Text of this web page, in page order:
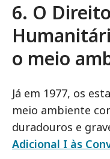
6. O
o meio
Já em 1977, os
meio ambiente
duradouros e
Adicional I às